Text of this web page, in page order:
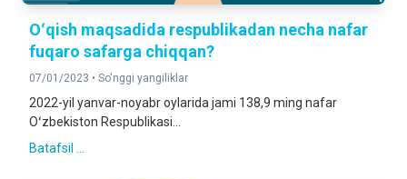
Oʻqish maqsadida respublikadan necha nafar
fuqaro safarga chiqqan?
07/01/2023 • So'nggi yangiliklar
2022-yil yanvar-noyabr oylarida jami 138,9 ming nafar
Oʻzbekiston Respublikasi...
Batafsil ...